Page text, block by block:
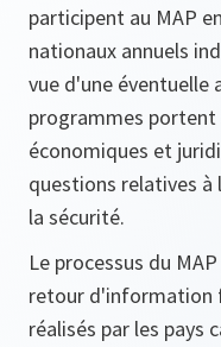
participent au MAP
nationaux annuels
vue d'une éventuelle
programmes
économiques et
questions relatives à
la sécurité.
Le processus du
retour d'information
réalisés par les pays